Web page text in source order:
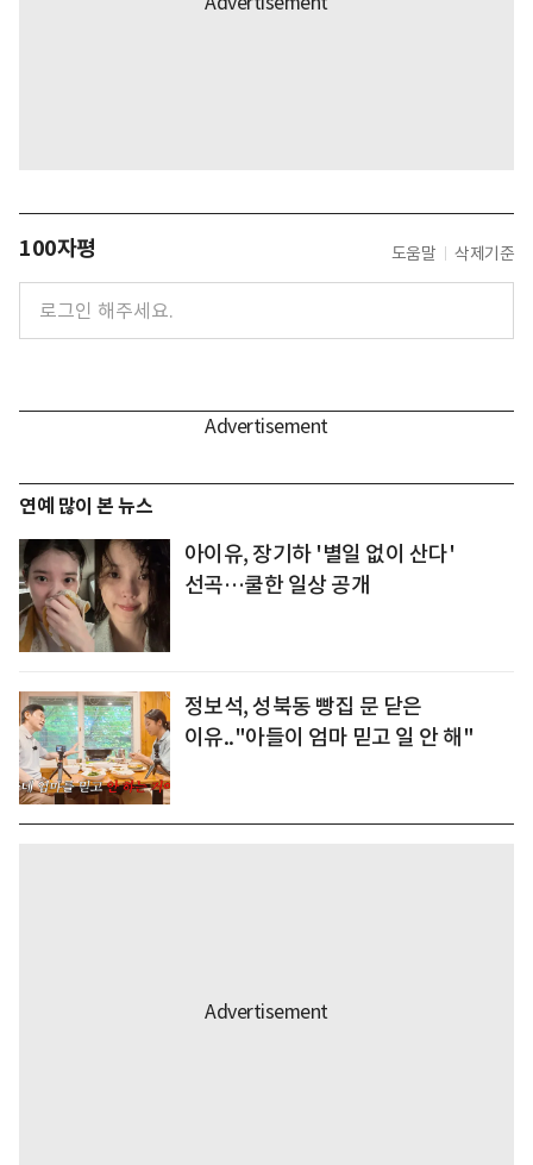
100자평 도움말 삭제기준
연예 많이 본 뉴스
아이유, 장기하 '별일 없이 산다'
선곡…쿨한 일상 공개
정보석, 성북동 빵집 문 닫은
이유.."아들이 엄마 믿고 일 안 해"